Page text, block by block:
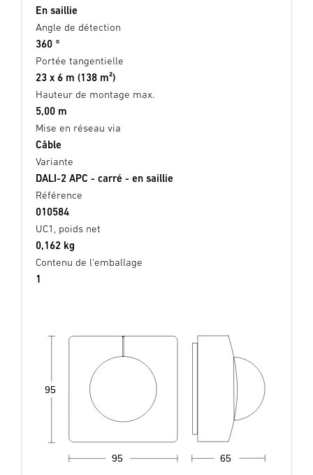
En saillie
Angle de détection
360 °
Portée tangentielle
23 x 6 m (138 m²)
Hauteur de montage max.
5,00 m
Mise en réseau via
Câble
Variante
DALI-2 APC - carré - en saillie
Référence
010584
UC1, poids net
0,162 kg
Contenu de l'emballage
1
65
95
95